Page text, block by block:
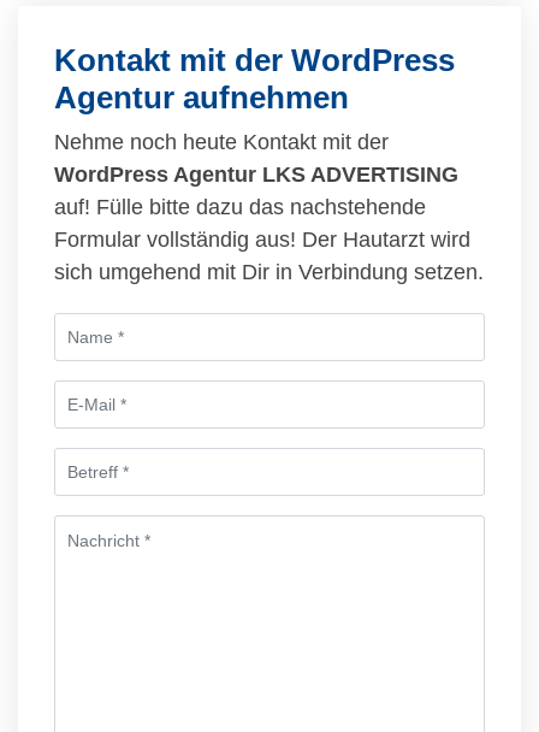
Kontakt mit der WordPress
Agentur aufnehmen
Nehme noch heute Kontakt mit der
WordPress Agentur LKS ADVERTISING
auf! Fülle bitte dazu das nachstehende
Formular vollständig aus! Der Hautarzt wird
sich umgehend mit Dir in Verbindung setzen.